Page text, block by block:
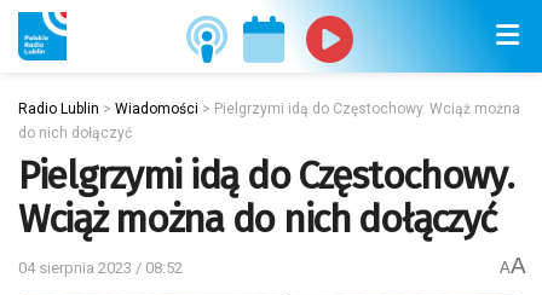
Radio Lublin > Wiadomości > Pielgrzymi idą do Częstochowy. Wciąż można
do nich dołączyć
Pielgrzymi idą do Częstochowy.
Wciąż można do nich dołączyć
04 sierpnia 2023 / 08:52 AA